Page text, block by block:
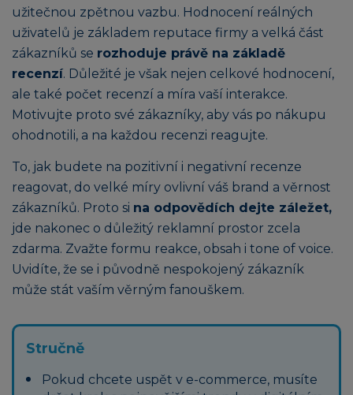
užitečnou zpětnou vazbu. Hodnocení reálných
uživatelů je základem reputace firmy a velká část
zákazníků se rozhoduje právě na základě
recenzí. Důležité je však nejen celkové hodnocení,
ale také počet recenzí a míra vaší interakce.
Motivujte proto své zákazníky, aby vás po nákupu
ohodnotili, a na každou recenzi reagujte.
To, jak budete na pozitivní i negativní recenze
reagovat, do velké míry ovlivní váš brand a věrnost
zákazníků. Proto si na odpovědích dejte záležet,
jde nakonec o důležitý reklamní prostor zcela
zdarma. Zvažte formu reakce, obsah i tone of voice.
Uvidíte, že se i původně nespokojený zákazník
může stát vaším věrným fanouškem.
Stručně
Pokud chcete uspět v e-commerce, musíte